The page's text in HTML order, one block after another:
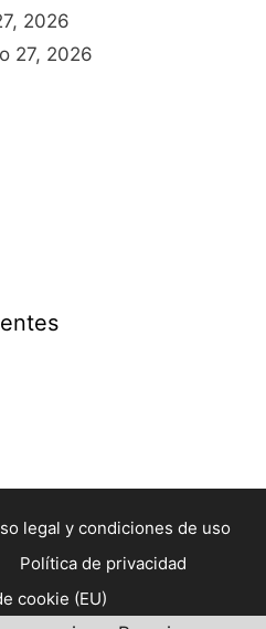
2026
27, 2026
legal y condiciones de uso
Política de privacidad
cookie (EU)